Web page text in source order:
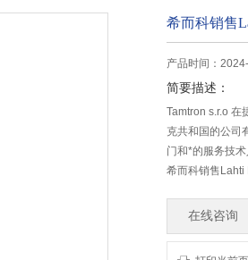
希而科销售
产品时间：
简要描述：
Tamtron s.r.o 在
克共和国的公司
门和*的服务技术
希而科销售Lahti
在线咨询